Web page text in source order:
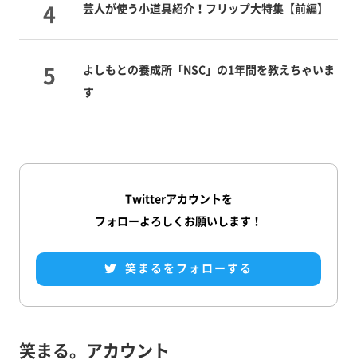
芸人が使う小道具紹介！フリップ大特集【前編】
よしもとの養成所「NSC」の1年間を教えちゃいま
す
Twitterアカウントを
フォローよろしくお願いします！
笑まるをフォローする
笑まる。アカウント